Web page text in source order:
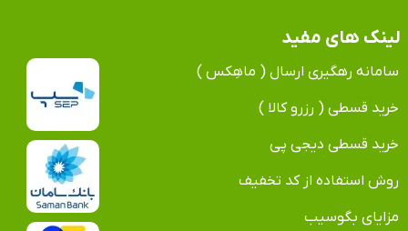
لینک های مفید
سامانه رهگیری ارسال ( ماهِکس )
خرید قسطی ( رزرو کالا )
خرید قسطی دیجی پی
روش استفاده از کد تخفیف
مزایای بگوسیب